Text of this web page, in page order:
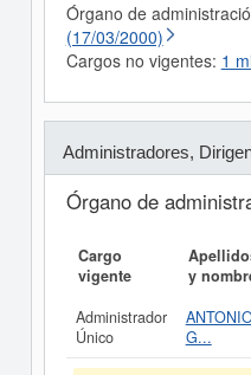
Órgano de
(17/03/2000)
Cargos no vigentes: 1
Administradores,
Órgano de
Cargo
vigente
y
Administrador
Único
G...